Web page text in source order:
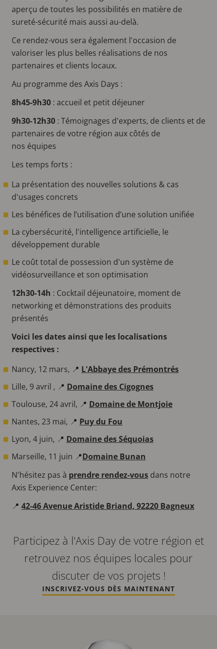
aperçu de toutes les possibilités en matière de
sureté-sécurité mais aussi au-delà.
Ce rendez-vous sera également l'occasion de
valoriser les plus belles réalisations de nos
partenaires et clients locaux.
Au programme des Axis Days :
8h45-9h30 : accueil et petit déjeuner
9h30-12h30 : Témoignages d'experts, de clients et de
partenaires de votre région aux côtés de
nos équipes
Les temps forts :
La présentation des nouvelles solutions & cas
d'usages concrets
Les bénéfices de l’utilisation d’une solution unifiée
La cybersécurité, l'intelligence artificielle, le
développement durable
Le coût total de possession d'un système de
vidéosurveillance et son optimisation
12h30-14h : Cocktail déjeunatoire, moment de
networking et démonstrations des produits
présentés
Voici les dates ainsi que les localisations
respectives :
Nancy, 12 mars, 📍 L'Abbaye des Prémontrés
Lille, 9 avril , 📍 Domaine des Cigognes
Toulouse, 24 avril, 📍 Domaine de Montjoie
Nantes, 23 mai, 📍 Puy du Fou
Lyon, 4 juin, 📍 Domaine des Séquoias
Marseille, 11 juin 📍Domaine Bunan
N'hésitez pas à prendre rendez-vous dans notre
Axis Experience Center:
📍 42-46 Avenue Aristide Briand, 92220 Bagneux
Participez à l'Axis Day de votre région et
retrouvez nos équipes locales pour
discuter de vos projets !
INSCRIVEZ-VOUS DÈS MAINTENANT